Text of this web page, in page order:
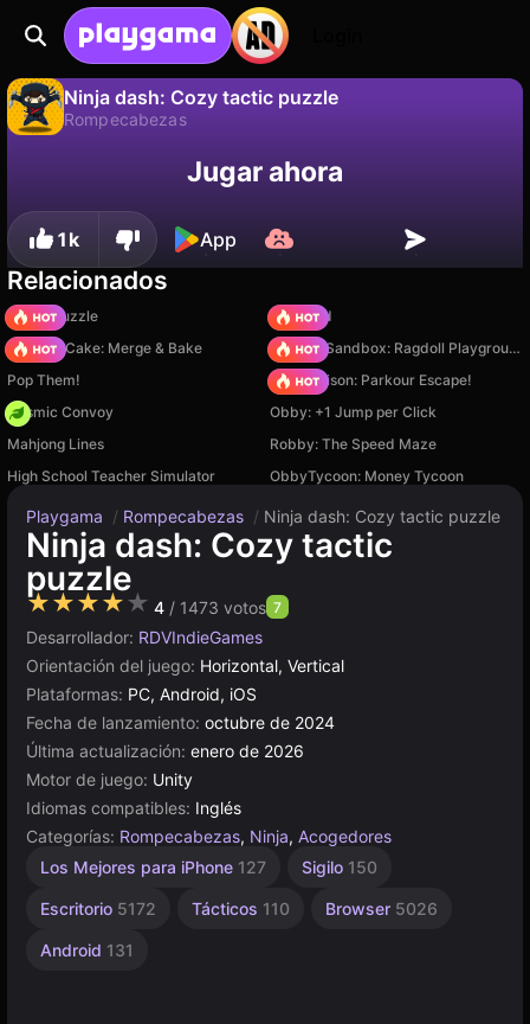
Ninja dash: Cozy tactic puzzle
Rompecabezas
¡Guarda el progreso!Jugar ahora
1k App
Relacionados
Arrow Puzzle
TB World
Piece of Cake: Merge & Bake
Sprunki Sandbox: Ragdoll Playground Mode
Pop Them!
Barry Prison: Parkour Escape!
Cosmic Convoy
Obby: +1 Jump per Click
Mahjong Lines
Robby: The Speed Maze
High School Teacher Simulator
ObbyTycoon: Money Tycoon
Playgama / Rompecabezas / Ninja dash: Cozy tactic puzzle
Ninja dash: Cozy tactic
puzzle
★★★★★ 4 / 1473 votos 7
Desarrollador: RDVIndieGames
Orientación del juego: Horizontal, Vertical
Plataformas: PC, Android, iOS
Fecha de lanzamiento: octubre de 2024
Última actualización: enero de 2026
Motor de juego: Unity
Idiomas compatibles: Inglés
Categorías: Rompecabezas, Ninja, Acogedores
Los Mejores para iPhone 127 Sigilo 150
Escritorio 5172 Tácticos 110 Browser 5026
Android 131
Unity
línea
Samurái